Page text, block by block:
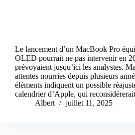
Le lancement d’un MacBook Pro
OLED pourrait ne pas intervenir en
prévoyaient jusqu’ici les analystes.
attentes nourries depuis plusieurs
éléments indiquent un possible
calendrier d’Apple, qui
Albert
juillet 11, 2025